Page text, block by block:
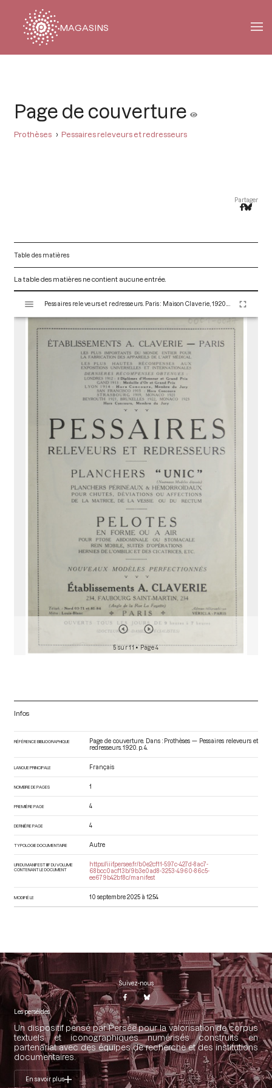
MAGASINS
Page de couverture
Prothèses Pessaires releveurs et redresseurs
Partager
Table des matières
La table des matières ne contient aucune entrée.
s
5 sur 11• Page 4
Infos
RÉFÉRENCE BIBLIOGRAPHIQUE
Page de couverture. Dans : Prothèses — Pessaires releveurs et
redresseurs . 1920. p. 4.
LANGUE PRINCIPALE Français
NOMBRE DE PAGES 1
PREMIÈRE PAGE 4
DERNIÈRE PAGE 4
TYPOLOGIE DOCUMENTAIRE Autre
URI DU MANIFEST IIIF DU VOLUME
CONTENANT LE DOCUMENT
https://iiif.persee.fr/b0e2cf11-597c-427d-8ac7-
68bcc0acf13b/9b3e0ad8-3253-4960-86c5-
ee679b42b18c/manifest
MODIFIÉ LE 10 septembre 2025 à 12:54
Suivez-nous
Les perséides
Un dispositif pensé par Persée pour la valorisation de corpus
textuels et iconographiques numérisés construits en
partenariat avec des équipes de recherche et des institutions
documentaires.
En savoir plus